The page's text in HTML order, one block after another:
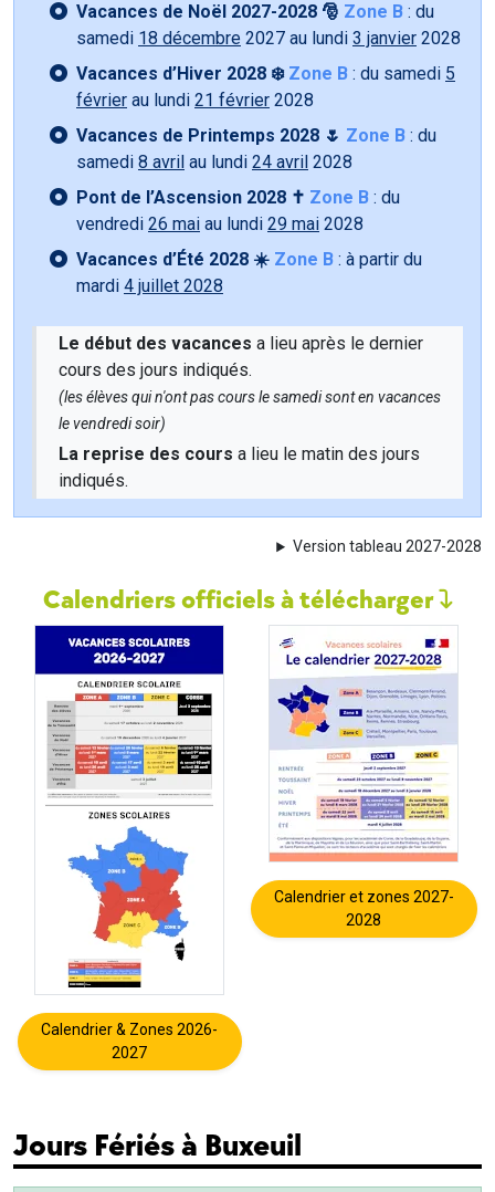
Vacances de Noël 2027-2028 🎅 Zone B : du
samedi 18 décembre 2027 au lundi 3 janvier 2028
Vacances d’Hiver 2028 ❄️ Zone B : du samedi 5
février au lundi 21 février 2028
Vacances de Printemps 2028 🌷 Zone B : du
samedi 8 avril au lundi 24 avril 2028
Pont de l’Ascension 2028 ✝️ Zone B : du
vendredi 26 mai au lundi 29 mai 2028
Vacances d’Été 2028 ☀️ Zone B : à partir du
mardi 4 juillet 2028
Le début des vacances a lieu après le dernier
cours des jours indiqués.
(les élèves qui n'ont pas cours le samedi sont en vacances
le vendredi soir)
La reprise des cours a lieu le matin des jours
indiqués.
Version tableau 2027-2028
Calendriers officiels à télécharger
Calendrier & Zones 2026-
2027
Calendrier et zones 2027-
2028
Jours Fériés à Buxeuil